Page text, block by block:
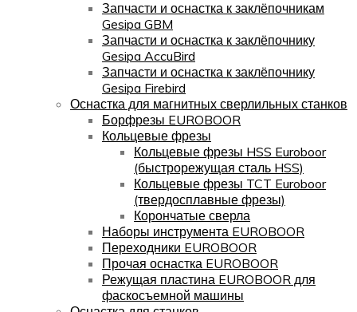
Запчасти и оснастка к заклёпочникам
Gesipa GBM
Запчасти и оснастка к заклёпочнику
Gesipa AccuBird
Запчасти и оснастка к заклёпочнику
Gesipa Firebird
Оснастка для магнитных сверлильных станков
Борфрезы EUROBOOR
Кольцевые фрезы
Кольцевые фрезы HSS Euroboor
(быстрорежущая сталь HSS)
Кольцевые фрезы TCT Euroboor
(твердосплавные фрезы)
Корончатые сверла
Наборы инструмента EUROBOOR
Переходники EUROBOOR
Прочая оснастка EUROBOOR
Режущая пластина EUROBOOR для
фаскосъемной машины